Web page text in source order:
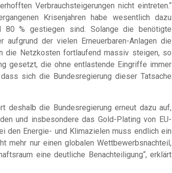
Verbrauchsteigerungen nicht eintreten.“
Krisenjahren habe wesentlich dazu
% gestiegen sind. Solange die benötigte
aufgrund der vielen Erneuerbaren-Anlagen die
die Netzkosten fortlaufend massiv steigen, so
gesetzt, die ohne entlastende Eingriffe immer
sich die Bundesregierung dieser Tatsache
deshalb die Bundesregierung erneut dazu auf,
und insbesondere das Gold-Plating von EU-
den Energie- und Klimazielen muss endlich ein
mehr nur einen globalen Wettbewerbsnachteil,
eine deutliche Benachteiligung“, erklärt